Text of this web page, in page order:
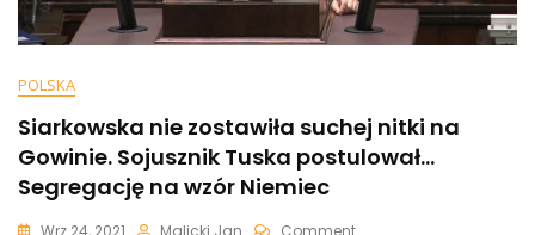
POLSKA
Siarkowska nie zostawiła suchej nitki na
Gowinie. Sojusznik Tuska postulował…
Segregację na wzór Niemiec
Wrz 24, 2021 Malicki Jan CommentOn